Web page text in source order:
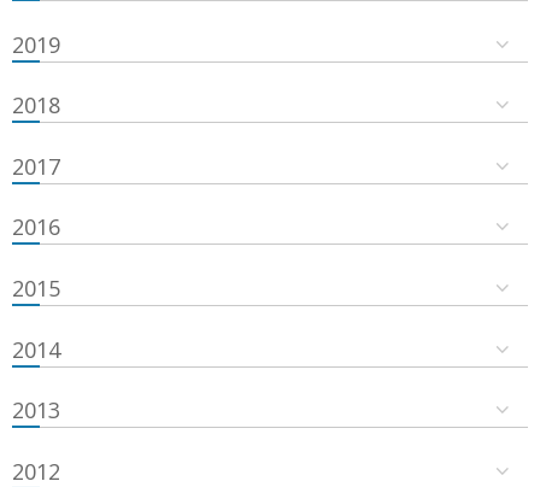
2019
2018
2017
2016
2015
2014
2013
2012